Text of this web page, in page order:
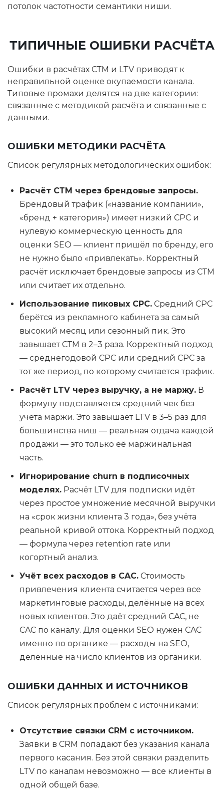
потолок частотности семантики ниши.
ТИПИЧНЫЕ ОШИБКИ РАСЧЁТА
Ошибки в расчётах СТМ и LTV приводят к
неправильной оценке окупаемости канала.
Типовые промахи делятся на две категории:
связанные с методикой расчёта и связанные с
данными.
ОШИБКИ МЕТОДИКИ РАСЧЁТА
Список регулярных методологических ошибок:
Расчёт СТМ через брендовые запросы.
Брендовый трафик («название компании»,
«бренд + категория») имеет низкий CPC и
нулевую коммерческую ценность для
оценки SEO — клиент пришёл по бренду, его
не нужно было «привлекать». Корректный
расчёт исключает брендовые запросы из СТМ
или считает их отдельно.
Использование пиковых CPC. Средний CPC
берётся из рекламного кабинета за самый
высокий месяц или сезонный пик. Это
завышает СТМ в 2–3 раза. Корректный подход
— среднегодовой CPC или средний CPC за
тот же период, по которому считается трафик.
Расчёт LTV через выручку, а не маржу. В
формулу подставляется средний чек без
учёта маржи. Это завышает LTV в 3–5 раз для
большинства ниш — реальная отдача каждой
продажи — это только её маржинальная
часть.
Игнорирование churn в подписочных
моделях. Расчёт LTV для подписки идёт
через простое умножение месячной выручки
на «срок жизни клиента 3 года», без учёта
реальной кривой оттока. Корректный подход
— формула через retention rate или
когортный анализ.
Учёт всех расходов в CAC. Стоимость
привлечения клиента считается через все
маркетинговые расходы, делённые на всех
новых клиентов. Это даёт средний CAC, не
CAC по каналу. Для оценки SEO нужен CAC
именно по органике — расходы на SEO,
делённые на число клиентов из органики.
ОШИБКИ ДАННЫХ И ИСТОЧНИКОВ
Список регулярных проблем с источниками:
Отсутствие связки CRM с источником.
Заявки в CRM попадают без указания канала
первого касания. Без этой связки разделить
LTV по каналам невозможно — все клиенты в
одной общей базе.